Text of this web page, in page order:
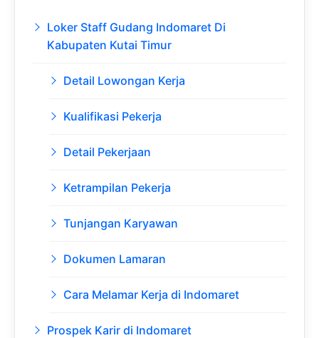
Loker Staff Gudang Indomaret Di
Kabupaten Kutai Timur
Detail Lowongan Kerja
Kualifikasi Pekerja
Detail Pekerjaan
Ketrampilan Pekerja
Tunjangan Karyawan
Dokumen Lamaran
Cara Melamar Kerja di Indomaret
Prospek Karir di Indomaret